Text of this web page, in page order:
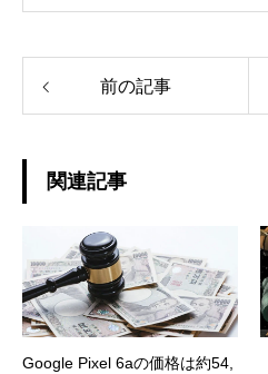
前の記事
関連記事
Google Pixel 6aの価格は約54,